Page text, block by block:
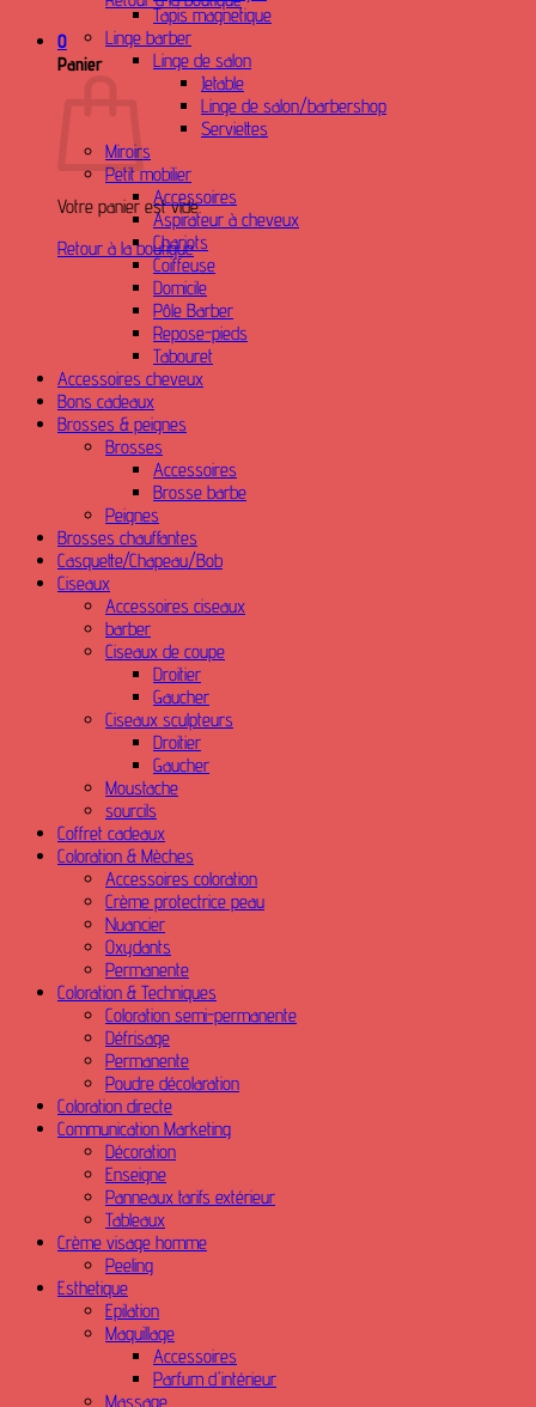
0
Panier
Votre panier est vide.
Retour à la boutique
Tapis magnetique
Linge barber
Linge de salon
Jetable
Linge de salon/barbershop
Serviettes
Miroirs
Petit mobilier
Accessoires
Aspirateur à cheveux
Chariots
Coiffeuse
Domicile
Pôle Barber
Repose-pieds
Tabouret
Accessoires cheveux
Bons cadeaux
Brosses & peignes
Brosses
Accessoires
Brosse barbe
Peignes
Brosses chauffantes
Casquette/Chapeau/Bob
Ciseaux
Accessoires ciseaux
barber
Ciseaux de coupe
Droitier
Gaucher
Ciseaux sculpteurs
Droitier
Gaucher
Moustache
sourcils
Coffret cadeaux
Coloration & Mèches
Accessoires coloration
Crème protectrice peau
Nuancier
Oxydants
Permanente
Coloration & Techniques
Coloration semi-permanente
Défrisage
Permanente
Poudre décolaration
Coloration directe
Communication Marketing
Décoration
Enseigne
Panneaux tarifs extérieur
Tableaux
Crème visage homme
Peeling
Esthetique
Epilation
Maquillage
Accessoires
Parfum d'intérieur
Massage